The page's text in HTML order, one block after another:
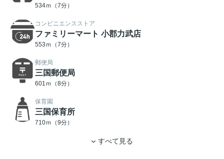
534ｍ（7分）
コンビニエンスストア
ファミリーマート 小郡力武店
553ｍ（7分）
郵便局
三国郵便局
601ｍ（8分）
保育園
三国保育所
710ｍ（9分）
すべて見る